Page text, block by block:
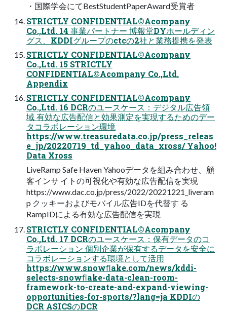
・国際学会にてBestStudentPaperAward受賞者
STRICTLY CONFIDENTIAL©Acompany
Co.,Ltd. 14 事業パートナー 博報堂DYホールディン
グス、KDDIグループのctcの2社と業務提携を発表
STRICTLY CONFIDENTIAL©Acompany
Co.,Ltd. 15 STRICTLY
CONFIDENTIAL©Acompany Co.,Ltd.
Appendix
STRICTLY CONFIDENTIAL©Acompany
Co.,Ltd. 16 DCRのユースケース：デジタル広告領
域 有効な広告配信と効果測定を実現するためのデー
タコラボレーション環境
https://www.treasuredata.co.jp/press_releas
e_jp/20220719_td_yahoo_data_xross/ Yahoo!
Data Xross
LiveRamp Safe Haven Yahooデータを組み合わせ、顧
客インサ イトの可視化や有効な広告配信を実現
https://www.dac.co.jp/press/2022/20221221_liveram
p クッキーおよびモバイル広告IDを代替す る
RampIDによる有効な広告配信を実現
STRICTLY CONFIDENTIAL©Acompany
Co.,Ltd. 17 DCRのユースケース：保有データのコ
ラボレーション 個別企業が保有するデータを安全に
コラボレーションする環境として活⽤
https://www.snowﬂake.com/news/kddi-
selects-snowﬂake-data-clean-room-
framework-to-create-and-expand-viewing-
opportunities-for-sports/?lang=ja KDDIの
DCR ASICSのDCR